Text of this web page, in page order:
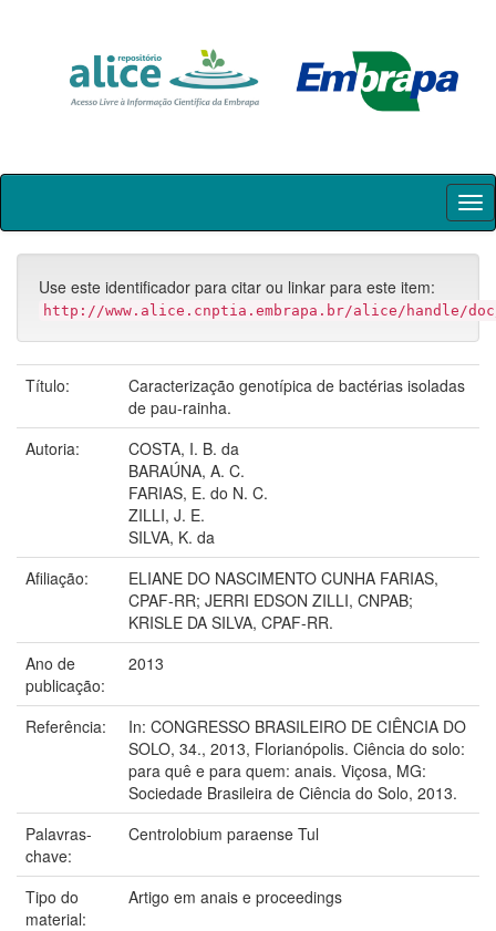
Skip
Use este identificador para citar ou linkar para este item:
http://www.alice.cnptia.embrapa.br/alice/handle/
Título:
Caracterização genotípica de bactérias isoladas
de pau-rainha.
Autoria:
COSTA, I. B. da
BARAÚNA, A. C.
FARIAS, E. do N. C.
ZILLI, J. E.
SILVA, K. da
Afiliação:
ELIANE DO NASCIMENTO CUNHA FARIAS,
CPAF-RR; JERRI EDSON ZILLI, CNPAB;
KRISLE DA SILVA, CPAF-RR.
Ano de
publicação:
2013
Referência:
In: CONGRESSO BRASILEIRO DE CIÊNCIA DO
SOLO, 34., 2013, Florianópolis. Ciência do solo:
para quê e para quem: anais. Viçosa, MG:
Sociedade Brasileira de Ciência do Solo, 2013.
Palavras-
chave:
Centrolobium paraense Tul
Tipo do
material:
Artigo em anais e proceedings